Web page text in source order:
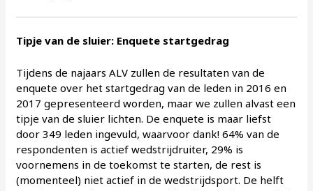
Tipje van de sluier: Enquete startgedrag
Tijdens de najaars ALV zullen de resultaten van de
enquete over het startgedrag van de leden in 2016 en
2017 gepresenteerd worden, maar we zullen alvast een
tipje van de sluier lichten. De enquete is maar liefst
door 349 leden ingevuld, waarvoor dank! 64% van de
respondenten is actief wedstrijdruiter, 29% is
voornemens in de toekomst te starten, de rest is
(momenteel) niet actief in de wedstrijdsport. De helft